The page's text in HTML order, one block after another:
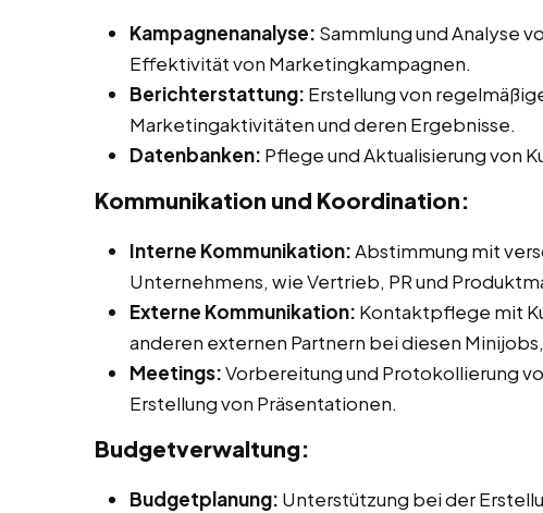
Kampagnenanalyse: Sammlung und Analyse
Effektivität von Marketingkampagnen.
Berichterstattung: Erstellung von
Marketingaktivitäten und deren Ergebnisse.
Datenbanken: Pflege und Aktualisierung von
Kommunikation und Koordination:
Interne Kommunikation:Abstimmung mit
Unternehmens, wie Vertrieb, PR und
Externe Kommunikation: Kontaktpflege mit
anderen externen Partnern bei diesen
Meetings:Vorbereitung und Protokollierung
Erstellung von Präsentationen.
Budgetverwaltung:
Budgetplanung: Unterstützung bei der